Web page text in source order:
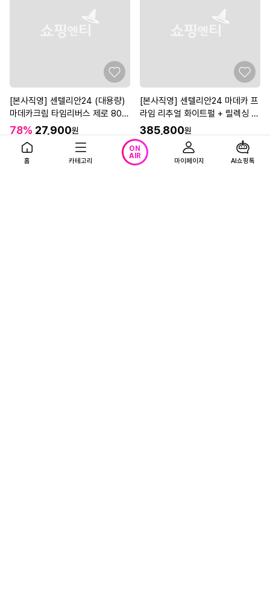
[본사직영] 센텔리안24 (대용량)
마데카크림 타임리버스 제로 80m
l 2개 + 15ml 1개
78% 27,900원
124,000원
4.4
[본사직영] 센텔리안24 마데카 프
라임 리추얼 화이트펄 + 릴렉싱 업
부스팅 크림 250ml
385,800원
무이자
광고
홈 카테고리
ON
AIR
마이페이지 AI쇼핑톡